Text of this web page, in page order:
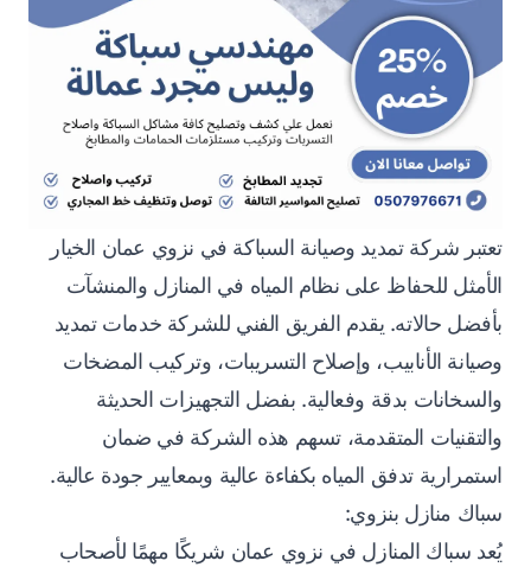
تعتبر شركة تمديد وصيانة السباكة في نزوي عمان الخيار
الأمثل للحفاظ على نظام المياه في المنازل والمنشآت
بأفضل حالاته. يقدم الفريق الفني للشركة خدمات تمديد
وصيانة الأنابيب، وإصلاح التسريبات، وتركيب المضخات
والسخانات بدقة وفعالية. بفضل التجهيزات الحديثة
والتقنيات المتقدمة، تسهم هذه الشركة في ضمان
استمرارية تدفق المياه بكفاءة عالية وبمعايير جودة عالية.
سباك منازل بنزوي:
يُعد سباك المنازل في نزوي عمان شريكًا مهمًا لأصحاب